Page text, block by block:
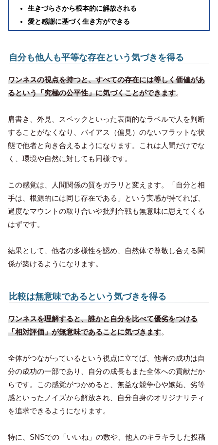
生きづらさから根本的に解放される
愛と感謝に基づく生き方ができる
自分も他人も平等な存在という気づきを得る
ワンネスの視点を持つと、すべての存在には等しく価値があ
るという「究極の公平性」に気づくことができます。
肩書き、外見、スペックといった表面的なラベルで人を判断
することがなくなり、バイアス（偏見）のないフラットな状
態で他者と向き合えるようになります。これは人間だけでな
く、環境や自然に対しても同様です。
この感覚は、人間関係の質をガラリと変えます。「自分と相
手は、根源的には同じ存在である」という実感が持てれば、
過度なマウントの取り合いや批判合戦も無意味に思えてくる
はずです。
結果として、他者の多様性を認め、自然体で尊敬し合える関
係が築けるようになります。
比較は無意味であるという気づきを得る
ワンネスを理解すると、誰かと自分を比べて優劣をつける
「相対評価」が無意味であることに気づきます。
全体がつながっているという視点に立てば、他者の成功は自
分の成功の一部であり、自分の成長もまた全体への貢献だか
らです。この感覚がつかめると、無益な競争心や嫉妬、劣等
感といったノイズから解放され、自分自身のオリジナリティ
を追求できるようになります。
特に、SNSでの「いいね」の数や、他人のキラキラした投稿